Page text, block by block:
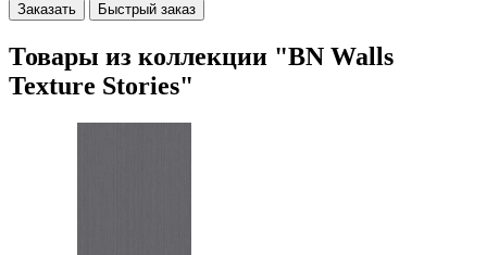
Заказать Быстрый заказ
Товары из коллекции "BN Walls
Texture Stories"